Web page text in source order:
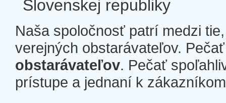
Slovenskej republiky
Naša spoločnosť patrí medzi
verejných obstarávateľov.
obstarávateľov. Pečať
prístupe a jednaní k